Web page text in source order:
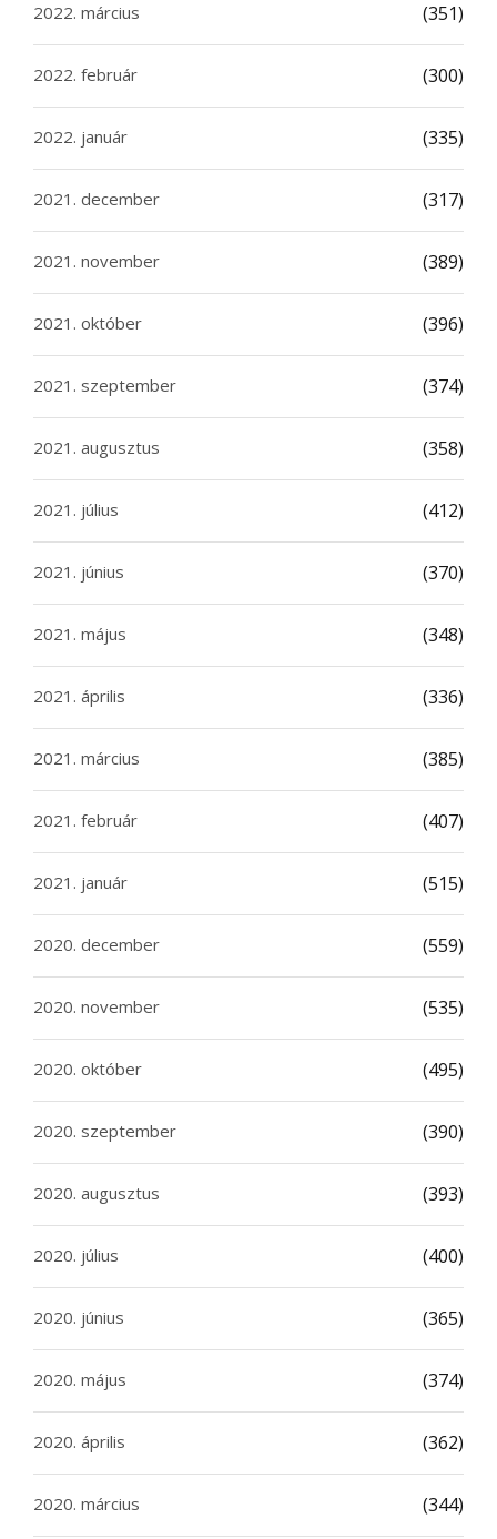
2022. március (351)
2022. február (300)
2022. január (335)
2021. december (317)
2021. november (389)
2021. október (396)
2021. szeptember (374)
2021. augusztus (358)
2021. július (412)
2021. június (370)
2021. május (348)
2021. április (336)
2021. március (385)
2021. február (407)
2021. január (515)
2020. december (559)
2020. november (535)
2020. október (495)
2020. szeptember (390)
2020. augusztus (393)
2020. július (400)
2020. június (365)
2020. május (374)
2020. április (362)
2020. március (344)